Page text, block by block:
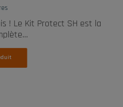
! Le Kit Protect SH est la